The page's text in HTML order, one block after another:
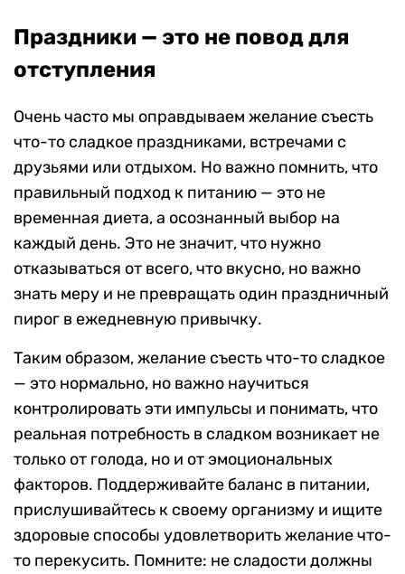
Праздники — это не повод для
отступления
Очень часто мы оправдываем желание съесть
что-то сладкое праздниками, встречами с
друзьями или отдыхом. Но важно помнить, что
правильный подход к питанию — это не
временная диета, а осознанный выбор на
каждый день. Это не значит, что нужно
отказываться от всего, что вкусно, но важно
знать меру и не превращать один праздничный
пирог в ежедневную привычку.
Таким образом, желание съесть что-то сладкое
— это нормально, но важно научиться
контролировать эти импульсы и понимать, что
реальная потребность в сладком возникает не
только от голода, но и от эмоциональных
факторов. Поддерживайте баланс в питании,
прислушивайтесь к своему организму и ищите
здоровые способы удовлетворить желание что-
то перекусить. Помните: не сладости должны